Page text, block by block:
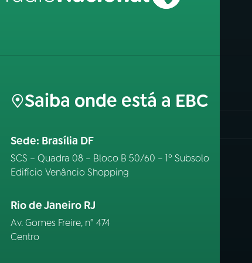
Saiba onde está a EBC
Sede: Brasília DF
SCS – Quadra 08 – Bloco B 50/60 – 1º Subsolo
Edifício Venâncio Shopping
Rio de Janeiro RJ
Av. Gomes Freire, n° 474
Centro